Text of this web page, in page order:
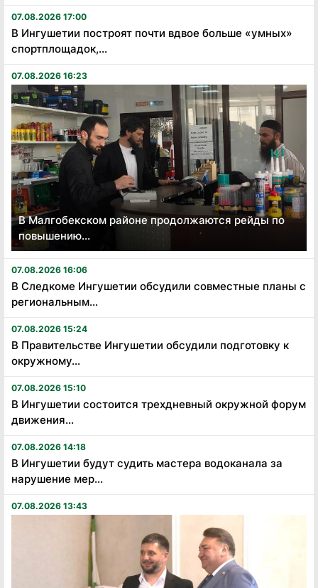
07.08.2026 17:00
В Ингушетии построят почти вдвое больше «умных»
спортплощадок,...
07.08.2026 16:23
В Малгобекском районе продолжаются рейды по
повышению...
07.08.2026 16:06
В Следкоме Ингушетии обсудили совместные планы с
региональным...
07.08.2026 15:24
В Правительстве Ингушетии обсудили подготовку к
окружному...
07.08.2026 15:10
В Ингушетии состоится трехдневный окружной форум
движения...
07.08.2026 14:18
В Ингушетии будут судить мастера водоканала за
нарушение мер...
07.08.2026 13:43